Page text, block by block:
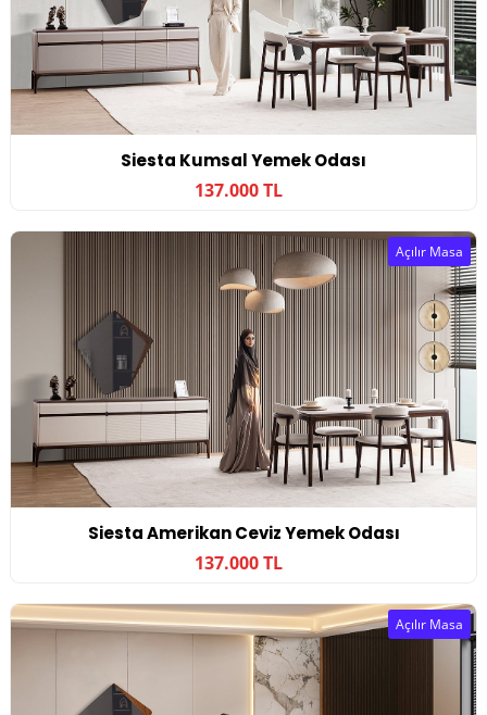
Siesta Kumsal Yemek Odası
137.000 TL
Siesta Amerikan Ceviz Yemek Odası
137.000 TL
Açılır Masa
Açılır Masa